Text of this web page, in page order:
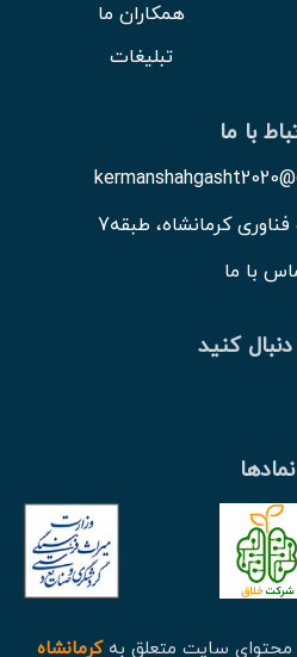
همکاران ما
تبلیغات
با ما
کرمانشاه، طبقه7
با ما
دنبال کنید
نمادها
محتوای سایت متعلق بهکرمانشاه